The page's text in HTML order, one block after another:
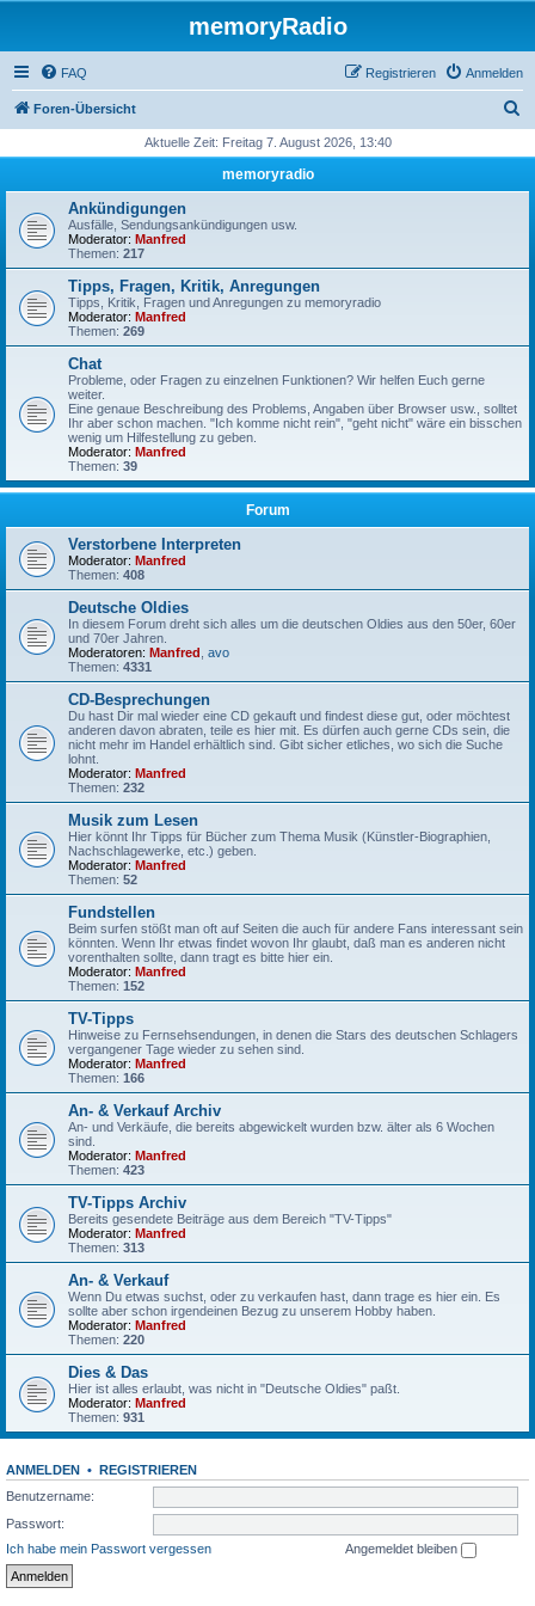
memoryRadio
FAQ Anmelden
Registrieren
Foren-Übersicht
h
Aktuelle Zeit: Freitag 7. August 2026, 13:40
memoryradio
Ankündigungen
Ausfälle, Sendungsankündigungen usw.
Moderator: Manfred
Themen: 217
Tipps, Fragen, Kritik, Anregungen
Tipps, Kritik, Fragen und Anregungen zu memoryradio
Moderator: Manfred
Themen: 269
Chat
Probleme, oder Fragen zu einzelnen Funktionen? Wir helfen Euch gerne
weiter.
Eine genaue Beschreibung des Problems, Angaben über Browser usw., solltet
Ihr aber schon machen. "Ich komme nicht rein", "geht nicht" wäre ein bisschen
wenig um Hilfestellung zu geben.
Moderator: Manfred
Themen: 39
Forum
Verstorbene Interpreten
Moderator: Manfred
Themen: 408
Deutsche Oldies
In diesem Forum dreht sich alles um die deutschen Oldies aus den 50er, 60er
und 70er Jahren.
Moderatoren: Manfred avo
Themen: 4331
CD-Besprechungen
Du hast Dir mal wieder eine CD gekauft und findest diese gut, oder möchtest
anderen davon abraten, teile es hier mit. Es dürfen auch gerne CDs sein, die
nicht mehr im Handel erhältlich sind. Gibt sicher etliches, wo sich die Suche
lohnt.
Moderator: Manfred
Themen: 232
Musik zum Lesen
Hier könnt Ihr Tipps für Bücher zum Thema Musik (Künstler-Biographien,
Nachschlagewerke, etc.) geben.
Moderator: Manfred
Themen: 52
Fundstellen
Beim surfen stößt man oft auf Seiten die auch für andere Fans interessant sein
könnten. Wenn Ihr etwas findet wovon Ihr glaubt, daß man es anderen nicht
vorenthalten sollte, dann tragt es bitte hier ein.
Moderator: Manfred
Themen: 152
TV-Tipps
Hinweise zu Fernsehsendungen, in denen die Stars des deutschen Schlagers
vergangener Tage wieder zu sehen sind.
Moderator: Manfred
Themen: 166
An- & Verkauf Archiv
An- und Verkäufe, die bereits abgewickelt wurden bzw. älter als 6 Wochen
sind.
Moderator: Manfred
Themen: 423
TV-Tipps Archiv
Bereits gesendete Beiträge aus dem Bereich "TV-Tipps"
Moderator: Manfred
Themen: 313
An- & Verkauf
Wenn Du etwas suchst, oder zu verkaufen hast, dann trage es hier ein. Es
sollte aber schon irgendeinen Bezug zu unserem Hobby haben.
Moderator: Manfred
Themen: 220
Dies & Das
Hier ist alles erlaubt, was nicht in "Deutsche Oldies" paßt.
Moderator: Manfred
Themen: 931
ANMELDEN • REGISTRIEREN
Benutzername:
Passwort:
Ich habe mein Passwort vergessen
Angemeldet bleiben